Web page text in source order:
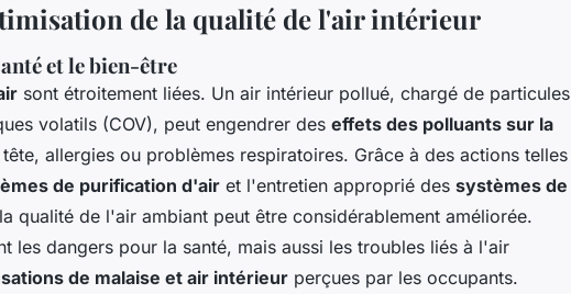
de la qualité de l'air intérieur
et le bien-être
sont étroitement liées. Un air intérieur pollué, chargé de particules
volatils (COV), peut engendrer des effets des polluants sur la
allergies ou problèmes respiratoires. Grâce à des actions telles
de purification d'air et l'entretien approprié des systèmes de
qualité de l'air ambiant peut être considérablement améliorée.
les dangers pour la santé, mais aussi les troubles liés à l'air
de malaise et air intérieur perçues par les occupants.